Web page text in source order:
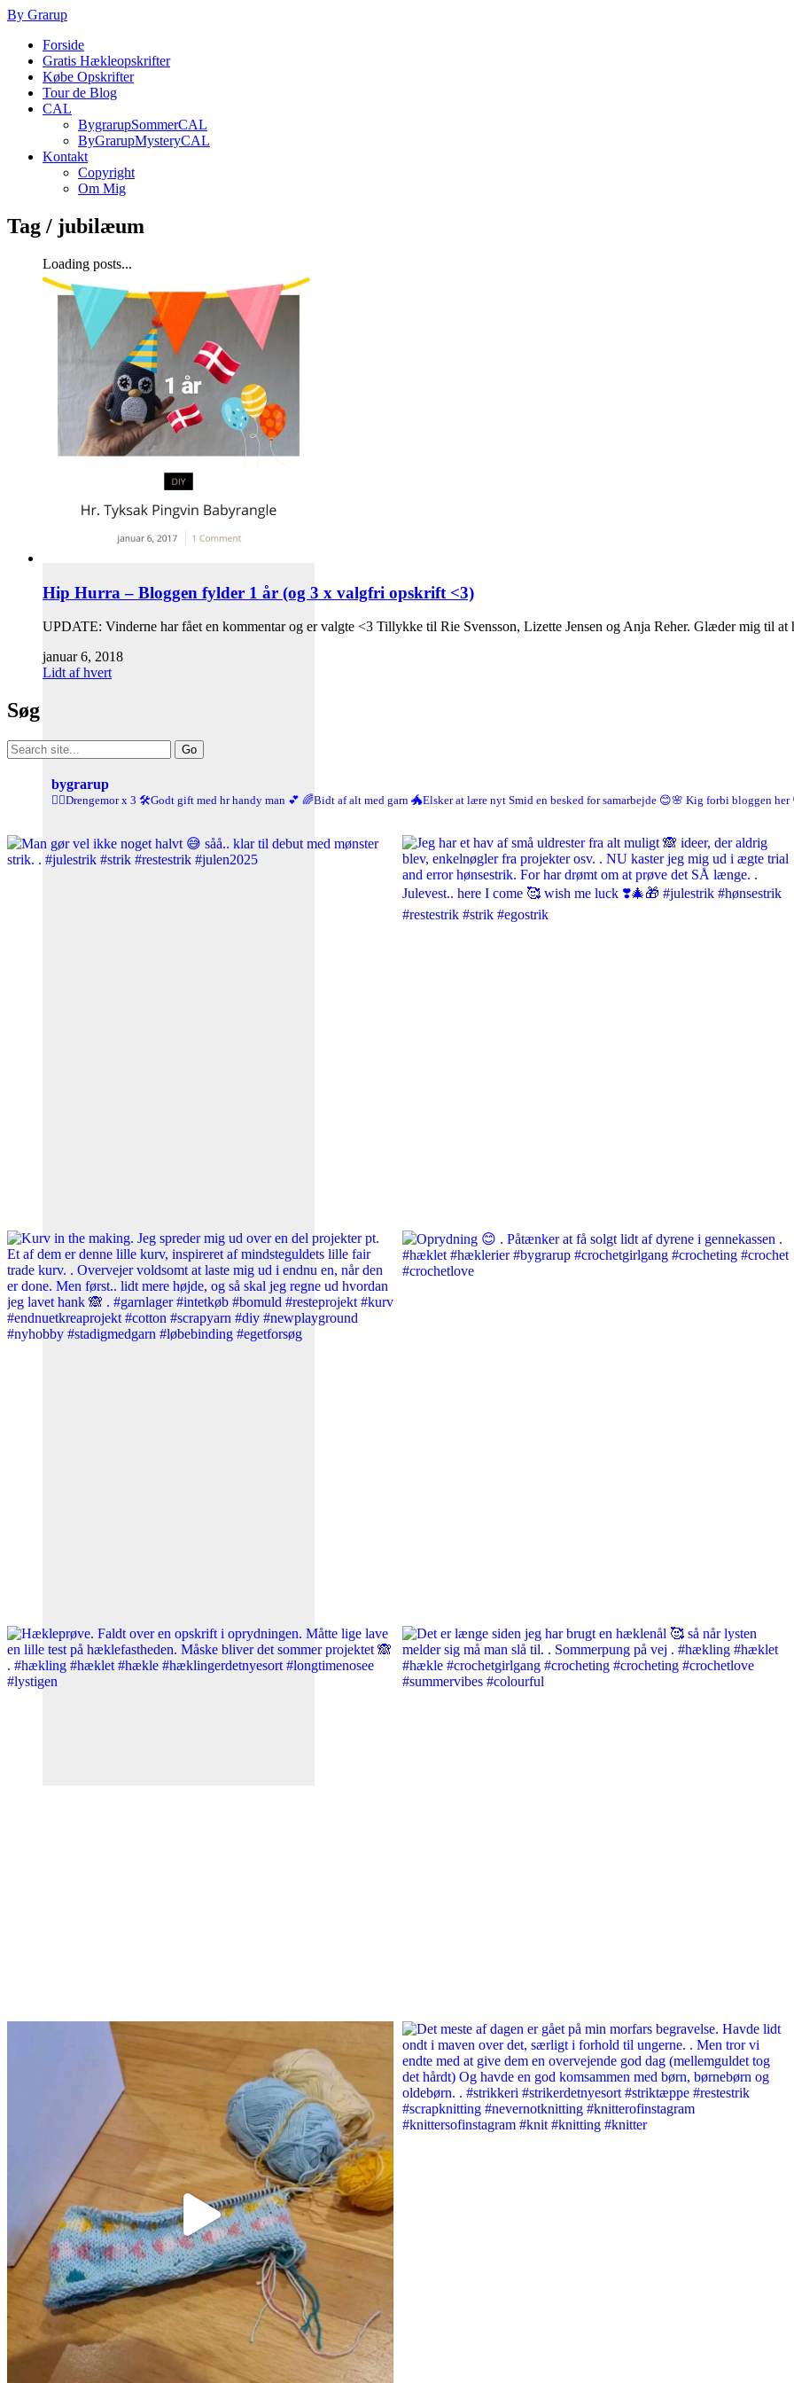
By Grarup
Forside
Gratis Hækleopskrifter
Købe Opskrifter
Tour de Blog
CAL
BygrarupSommerCAL
ByGrarupMysteryCAL
Kontakt
Copyright
Om Mig
Tag / jubilæum
Loading posts...
Hip Hurra – Bloggen fylder 1 år (og 3 x valgfri opskrift <3)
UPDATE: Vinderne har fået en kommentar og er valgte <3 Tillykke til Rie Svensson, Lizette Jensen og Anja Reher. Glæder mig til
januar 6, 2018
Lidt af hvert
Søg
Search
for:
bygrarup
🤹‍♀️Drengemor x 3 🛠️Godt gift med hr handy man 💕 🌈Bidt af alt med garn 🐲Elsker at lære nyt Smid en besked for samarbejde 😊🌸 Kig forbi bloggen her